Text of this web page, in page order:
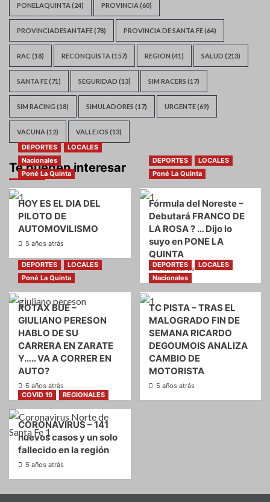
PONELAQUINTA (24) PROVINCIA (60)
PROVINCIADESANTAFE(78) PROVINCIA DE SANTA FE(64)
RAC (18) RECONQUISTA (157) REGION (41) SALUD (213)
SANTA FE(71) SEGURIDAD (13) SIM RACERS (17)
SIM RACING (18) SIMULADORES (17) URGENTE(69)
VACUNA (12) VALLEJOS (13)
Te pueden interesar
DEPORTES
LOCALES
Nacionales
Poné La Quinta
HOY ES EL DIA DEL
PILOTO DE
AUTOMOVILISMO
5 años atrás
DEPORTES
LOCALES
Poné La Quinta
Fórmula del Noreste –
Debutará FRANCO DE
LA ROSA ? … Dijo lo
suyo en PONE LA
QUINTA
5 años atrás
DEPORTES
LOCALES
Poné La Quinta
ROTAX BUE –
GIULIANO PERESON
HABLO DE SU
CARRERA EN ZARATE
Y….. VA A CORRER EN
AUTO?
5 años atrás
DEPORTES
LOCALES
Nacionales
TC PISTA – TRAS EL
MALOGRADO FIN DE
SEMANA RICARDO
DEGOUMOIS ANALIZA
CAMBIO DE
MOTORISTA
5 años atrás
COVID 19
REGIONALES
CORONAVIRUS – 141
nuevos casos y un solo
fallecido en la región
5 años atrás